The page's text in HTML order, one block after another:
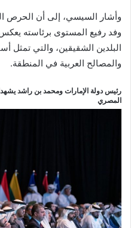
وأشار السيسي، إلى أن الحرص
وفد رفيع المستوى برئاسته
البلدين الشقيقين، والتي تمثل
والمصالح العربية في المنطقة.
رئيس دولة الإمارات ومحمد بن راشد
المصري